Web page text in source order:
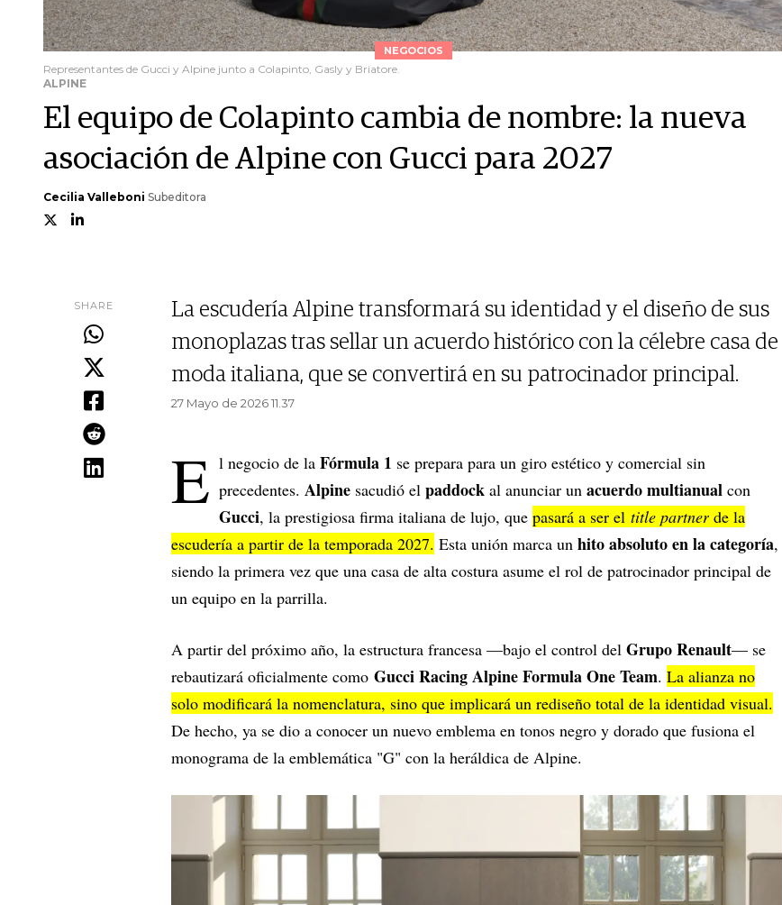
NEGOCIOS
Representantes de Gucci y Alpine junto a Colapinto, Gasly y Briatore.
ALPINE
El equipo de Colapinto cambia de nombre: la nueva
asociación de Alpine con Gucci para 2027
Cecilia Valleboni Subeditora
SHARE
La escudería Alpine transformará su identidad y el diseño de sus
monoplazas tras sellar un acuerdo histórico con la célebre casa de
moda italiana, que se convertirá en su patrocinador principal.
27 Mayo de 2026 11.37
E l negocio de la Fórmula 1 se prepara para un giro estético y comercial sin
precedentes. Alpine sacudió el paddock al anunciar un acuerdo multianual con
Gucci, la prestigiosa firma italiana de lujo, que pasará a ser el title partner de la
escudería a partir de la temporada 2027. Esta unión marca un hito absoluto en la categoría,
siendo la primera vez que una casa de alta costura asume el rol de patrocinador principal de
un equipo en la parrilla.
A partir del próximo año, la estructura francesa —bajo el control del Grupo Renault— se
rebautizará oficialmente como Gucci Racing Alpine Formula One Team. La alianza no
solo modificará la nomenclatura, sino que implicará un rediseño total de la identidad visual.
De hecho, ya se dio a conocer un nuevo emblema en tonos negro y dorado que fusiona el
monograma de la emblemática "G" con la heráldica de Alpine.